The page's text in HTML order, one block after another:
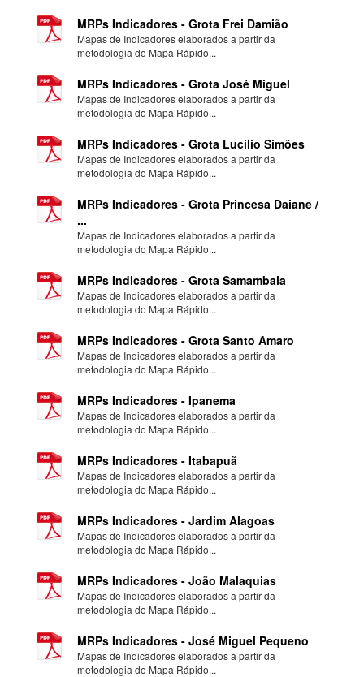
MRPs Indicadores - Grota Frei Damião
Mapas de Indicadores elaborados a partir da
metodologia do Mapa Rápido...
MRPs Indicadores - Grota José Miguel
Mapas de Indicadores elaborados a partir da
metodologia do Mapa Rápido...
MRPs Indicadores - Grota Lucílio Simões
Mapas de Indicadores elaborados a partir da
metodologia do Mapa Rápido...
MRPs Indicadores - Grota Princesa Daiane /
...
Mapas de Indicadores elaborados a partir da
metodologia do Mapa Rápido...
MRPs Indicadores - Grota Samambaia
Mapas de Indicadores elaborados a partir da
metodologia do Mapa Rápido...
MRPs Indicadores - Grota Santo Amaro
Mapas de Indicadores elaborados a partir da
metodologia do Mapa Rápido...
MRPs Indicadores - Ipanema
Mapas de Indicadores elaborados a partir da
metodologia do Mapa Rápido...
MRPs Indicadores - Itabapuã
Mapas de Indicadores elaborados a partir da
metodologia do Mapa Rápido...
MRPs Indicadores - Jardim Alagoas
Mapas de Indicadores elaborados a partir da
metodologia do Mapa Rápido...
MRPs Indicadores - João Malaquias
Mapas de Indicadores elaborados a partir da
metodologia do Mapa Rápido...
MRPs Indicadores - José Miguel Pequeno
Mapas de Indicadores elaborados a partir da
metodologia do Mapa Rápido...